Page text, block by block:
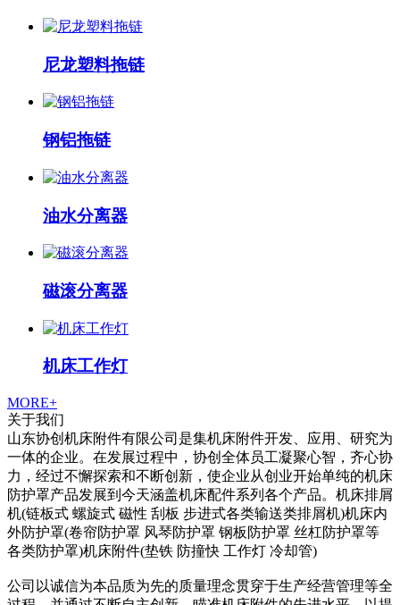
尼龙塑料拖链
钢铝拖链
油水分离器
磁滚分离器
机床工作灯
MORE+
关于我们
山东协创机床附件有限公司是集机床附件开发、应用、研究为
一体的企业。在发展过程中，协创全体员工凝聚心智，齐心协
力，经过不懈探索和不断创新，使企业从创业开始单纯的机床
防护罩产品发展到今天涵盖机床配件系列各个产品。机床排屑
机(链板式 螺旋式 磁性 刮板 步进式各类输送类排屑机)机床内
外防护罩(卷帘防护罩 风琴防护罩 钢板防护罩 丝杠防护罩等
各类防护罩)机床附件(垫铁 防撞快 工作灯 冷却管)
公司以诚信为本品质为先的质量理念贯穿于生产经营管理等全